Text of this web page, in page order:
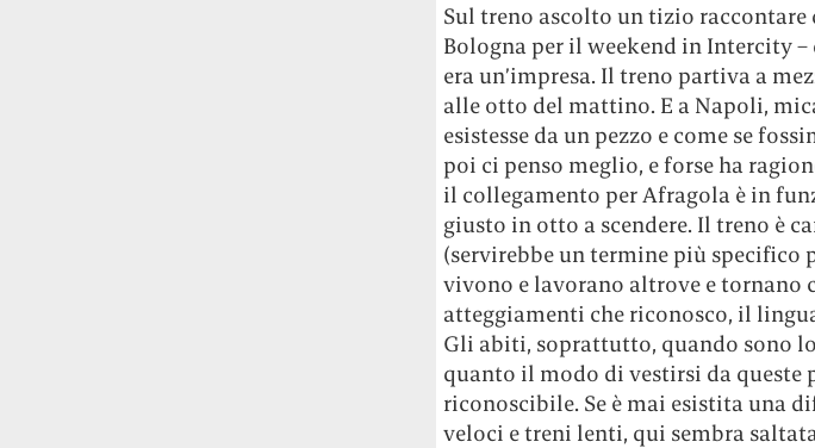
Sul treno ascolto un tizio raccontare
Bologna per il weekend in Intercity
era un’impresa. Il treno partiva a
alle otto del mattino. E a Napoli,
esistesse da un pezzo e come se
poi ci penso meglio, e forse ha
il collegamento per Afragola è in
giusto in otto a scendere. Il treno è
(servirebbe un termine più
vivono e lavorano altrove e tornano
atteggiamenti che riconosco, il
Gli abiti, soprattutto, quando sono
quanto il modo di vestirsi da queste
riconoscibile. Se è mai esistita una
veloci e treni lenti, qui sembra